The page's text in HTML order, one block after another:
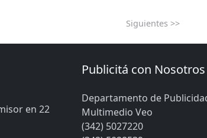
Siguientes >>
en 22
Publicitá con Nosotros
Departamento de
Multimedio Veo
(342) 5027220